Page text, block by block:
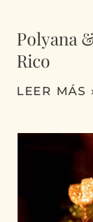
Polyana
Rico
LEER MÁS